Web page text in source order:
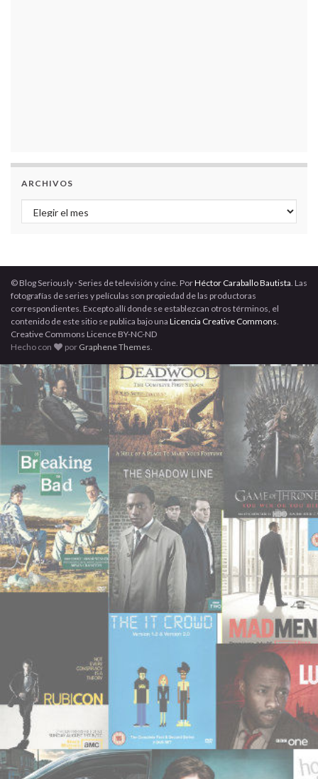
ARCHIVOS
Archivos
© Blog Seriously · Series de televisión y cine. PorHéctor Caraballo Bautista. Las
fotografías de series y películas son propiedad de las productoras
correspondientes. Excepto allí donde se establezcan otros términos, el
contenido de este sitio se publica bajo una Licencia Creative Commons.
Creative Commons Licence BY-NC-ND
Hecho con
por Graphene Themes.